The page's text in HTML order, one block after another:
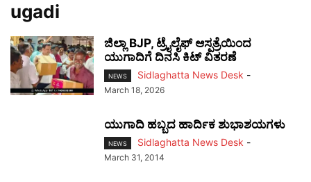
ugadi
ಜಿಲ್ಲಾ BJP, ಟ್ರೈಲೈಫ್ ಆಸ್ಪತ್ರೆಯಿಂದ
ಯುಗಾದಿಗೆ ದಿನಸಿ ಕಿಟ್ ವಿತರಣೆ
NEWS Sidlaghatta News Desk -
March 18, 2026
ಯುಗಾದಿ ಹಬ್ಬದ ಹಾರ್ದಿಕ ಶುಭಾಶಯಗಳು
NEWS Sidlaghatta News Desk -
March 31, 2014